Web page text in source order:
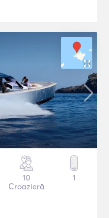
10
Croazieră
1